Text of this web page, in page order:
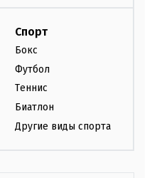
Спорт
Бокс
Футбол
Теннис
Биатлон
Другие виды спорта